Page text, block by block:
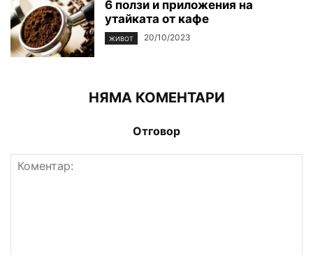
6 ползи и приложения на
утайката от кафе
ЖИВОТ 20/10/2023
НЯМА КОМЕНТАРИ
Отговор